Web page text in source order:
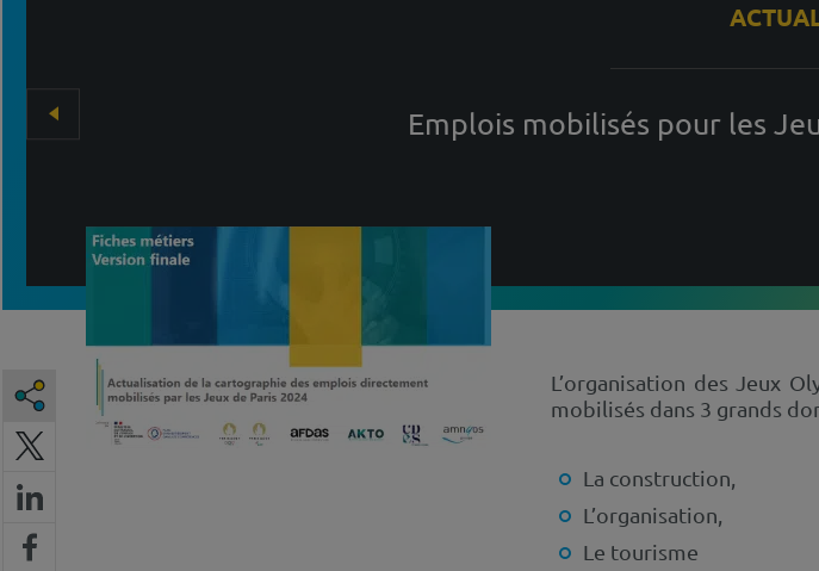
Emplois mobilisés pour les
L’organisation des Jeux
mobilisés dans 3 grands
La construction,
L’organisation,
Le tourisme